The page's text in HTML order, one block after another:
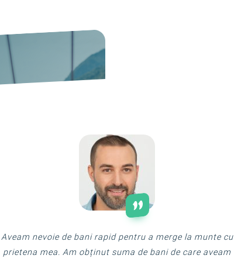
Aveam nevoie de bani rapid pentru a merge la munte cu
prietena mea. Am obținut suma de bani de care aveam